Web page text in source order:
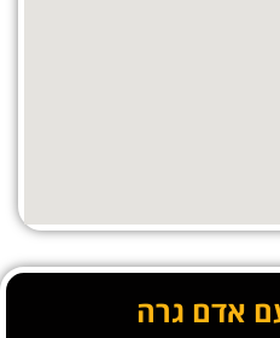
אדם גרה